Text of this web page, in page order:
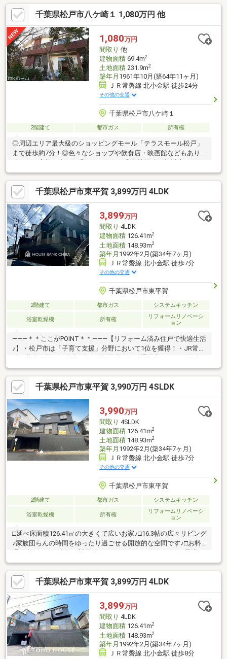
機、三面鏡付き洗面化粧台など・収納スペースが豊富。2か所の
WIC、納戸、床下収納も・JR常磐緩行線「馬橋」駅まで徒歩15分
・徒歩10分圏内にスーパー、コンビニ、ドラッグストアが揃って
います◆◇ご案内・詳細資料のご請求はお気軽にどうぞ
◇◆TEL：047-362-0888ローンの事なら【住宅ローンに強い】ア
スライクまで♪
千葉県松戸市八ケ崎１ 1,080万円 他
1,080万円
間取り 他
建物面積69.4m2
土地面積231.9m2
築年月 1961年10月(築64年11ヶ月)
ＪＲ常磐線 北小金駅 徒歩24分
その他の交通
千葉県松戸市八ケ崎１
2階建て 都市ガス 所有権
◎周辺エリア最大級のショッピングモール「テラスモール松戸」
まで徒歩約7分！◎色々なショップや飲食店・映画館などもあり、
りの広さ！◎居室は全部屋6帖以上のゆったりくつろぎ空間！
◎1Fにキッチン＆2Fにダイニングキッチン！2世帯住宅として
も！
千葉県松戸市東平賀 3,899万円 4LDK
3,899万円
間取り 4LDK
建物面積126.41m2
土地面積148.93m2
築年月 1992年2月(築34年7ヶ月)
ＪＲ常磐線 北小金駅 徒歩7分
その他の交通
千葉県松戸市東平賀
2階建て 都市ガス システムキッチン
浴室乾燥機 所有権
リフォームリノベーシ
ョン
―――＊＊ここがPOINT＊＊―――【リフォーム済み住戸で快適生活
♪】・松戸市は「子育て支援」分野において1位を獲得！・JR常磐
花粉の季節にも嬉しい、浴室乾燥機付き！・お部屋もスッキリ、
WICなど収納充実！・宅配ボックス装備！・イオン北小金店まで
徒歩圏内！・既存住宅瑕疵保険適合（2年付保）※本日ご案内可能
です！是非、この機会にお気軽にお越し下さい♪◆人気エリアの
閑静な住宅街！◆百聞は一見にしかず。家族の安心拠点になる
4LDK♪◆早朝や夜間のご案内にも対応致します！◆住宅ローンの
ご相談もお気軽に♪
千葉県松戸市東平賀 3,990万円 4SLDK
3,990万円
間取り 4SLDK
建物面積126.41m2
土地面積148.93m2
築年月 1992年2月(築34年7ヶ月)
ＪＲ常磐線 北小金駅 徒歩7分
その他の交通
千葉県松戸市東平賀
2階建て 都市ガス システムキッチン
浴室乾燥機 所有権
リフォームリノベーシ
ョン
□延べ床面積126.41㎡の大きくて広いお家♪□16.3帖の広々リビング
♪家族団らんの時間をゆったり過ごせる開放的な空間です♪□お料
5帖の書斎付き♪□生活利便施設が近隣に整う、子育て世帯にも便
利で暮らしやすい魅力的な住環境♪【周辺環境】○小金小学校：徒
歩13分○小金南中学校：徒歩24分○北小金グレースこども園：徒歩
10分○イオン北小金店：徒歩8分○ファミリーマート松戸小金店：
徒歩6分○マツモトキヨシ松戸小金店：徒歩10分
千葉県松戸市東平賀 3,899万円 4LDK
3,899万円
間取り 4LDK
建物面積126.41m2
土地面積148.93m2
築年月 1992年2月(築34年7ヶ月)
ＪＲ常磐線 北小金駅 徒歩8分